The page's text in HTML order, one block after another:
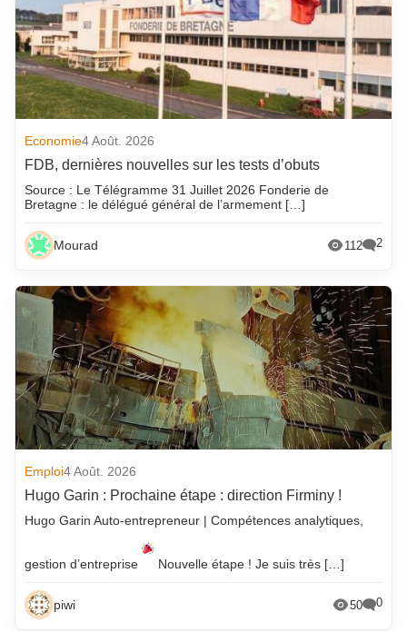
Economie4 Août. 2026
FDB, dernières nouvelles sur les tests d’obuts
Source : Le Télégramme 31 Juillet 2026 Fonderie de
Bretagne : le délégué général de l’armement […]
Mourad 112 2
Emploi4 Août. 2026
Hugo Garin : Prochaine étape : direction Firminy !
Hugo Garin Auto-entrepreneur | Compétences analytiques,
gestion d’entreprise Nouvelle étape ! Je suis très […]
piwi 50 0